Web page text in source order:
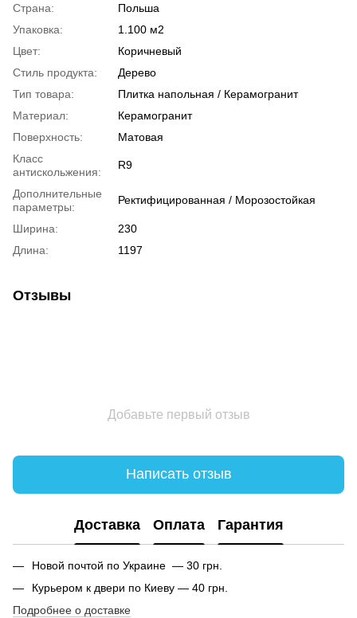
Страна:
Польша
Упаковка:
1.100 м2
Цвет:
Коричневый
Стиль продукта:
Дерево
Тип товара:
Плитка напольная / Керамогранит
Материал:
Керамогранит
Поверхность:
Матовая
Класс
антискольжения:
R9
Дополнительные
параметры:
Ректифицированная / Морозостойкая
Ширина:
230
Длина:
1197
Отзывы
Добавьте первый отзыв
Написать отзыв
Доставка Оплата Гарантия
Новой почтой по Украине — 30 грн.
Курьером к двери по Киеву — 40 грн.
Подробнее о доставке